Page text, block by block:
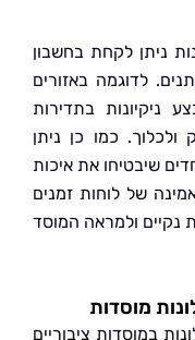
לקחת בחשבון
באזורים
בתדירות
כן ניתן
את איכות
זמנים
המוסד
ציבוריים